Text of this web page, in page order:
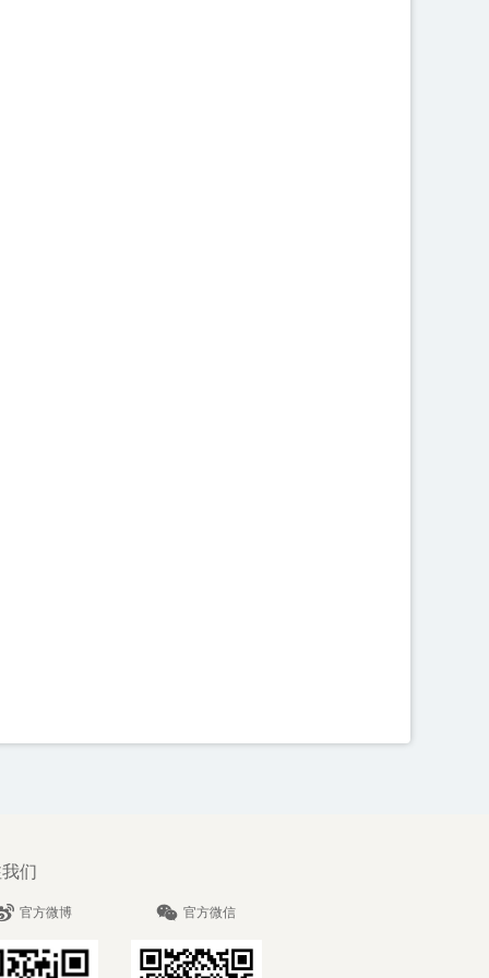
们
官方微博 官方微信